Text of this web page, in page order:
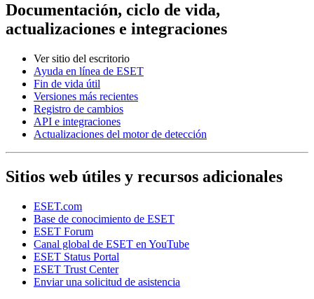
Documentación, ciclo de vida,
actualizaciones e integraciones
Ver sitio del escritorio
Ayuda en línea de ESET
Fin de vida útil
Versiones más recientes
Registro de cambios
API e integraciones
Actualizaciones del motor de detección
Sitios web útiles y recursos adicionales
ESET.com
Base de conocimiento de ESET
ESET Forum
Canal global de ESET en YouTube
ESET Status Portal
ESET Trust Center
Enviar una solicitud de asistencia